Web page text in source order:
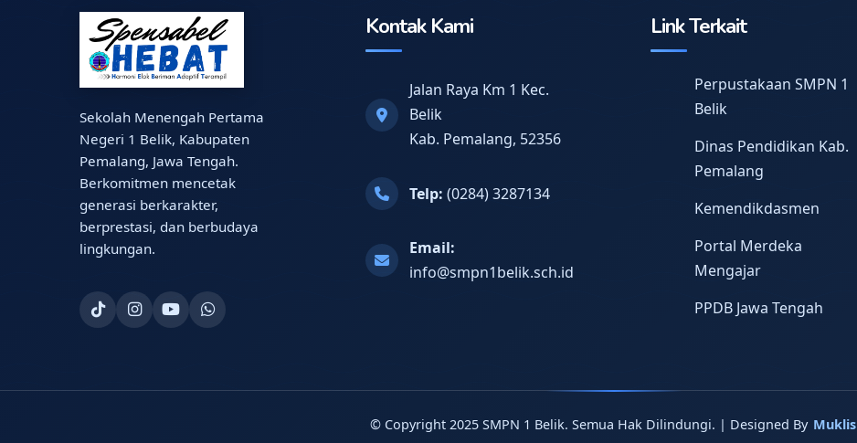
Sekolah Menengah Pertama
Negeri 1 Belik, Kabupaten
Pemalang, Jawa Tengah.
Berkomitmen mencetak
generasi berkarakter,
berprestasi, dan berbudaya
lingkungan.
Kontak Kami
Jalan Raya Km 1 Kec.
Belik
Kab. Pemalang, 52356
Telp: (0284) 3287134
Email:
info@smpn1belik.sch.id
Link Terkait
Perpustakaan SMPN 1
Belik
Dinas Pendidikan Kab.
Pemalang
Kemendikdasmen
Portal Merdeka
Mengajar
PPDB Jawa Tengah
© Copyright 2025 SMPN 1 Belik. Semua Hak Dilindungi. | Designed By Muklis